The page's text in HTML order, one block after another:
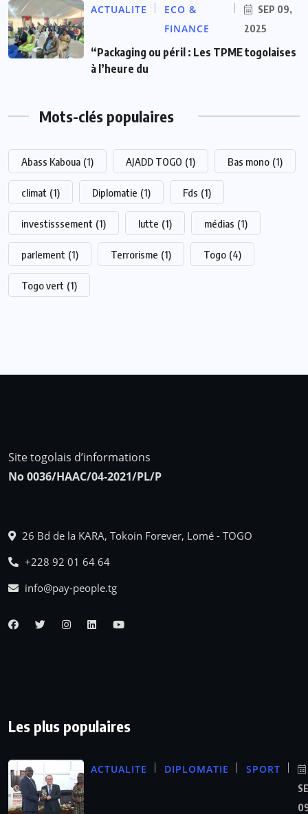
ACTUALITE
ECO &
FINANCE
SEP 09,
2025
“Packaging ou péril : Les TPME togolaises
à l’heure du
Mots-clés populaires
Abass Kaboua (1) AJADD TOGO (1) Bas mono (1)
climat (1) Diplomatie (1) Fds (1)
investisssement (1) lutte (1) médias (1)
parlement (1) Terrorisme (1) Togo (4)
Togo vert (1)
Site togolais d’informations
No 0036/HAAC/04-2021/PL/P
26 Bd de la KARA, Tokoin Forever, Lomé - TOGO
+228 92 01 64 64
info@pay-people.tg
Les plus populaires
ACTUALITE DIPLOMATIE SPORT